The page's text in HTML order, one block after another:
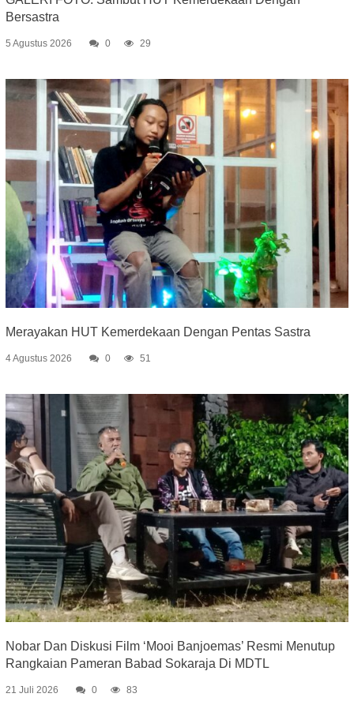
Bersastra
5 Agustus 2026 0 29
Merayakan HUT Kemerdekaan Dengan Pentas Sastra
4 Agustus 2026 0 51
Nobar Dan Diskusi Film ‘Mooi Banjoemas’ Resmi Menutup
Rangkaian Pameran Babad Sokaraja Di MDTL
21 Juli 2026 0 83